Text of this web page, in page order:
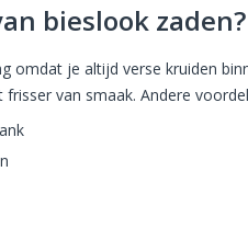
bieslook zaden?
omdat je altijd verse kruiden
van smaak. Andere